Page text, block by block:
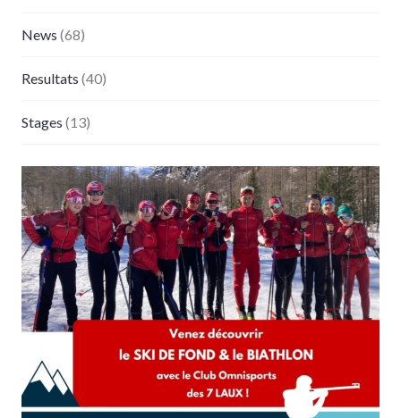
News (68)
Resultats (40)
Stages (13)